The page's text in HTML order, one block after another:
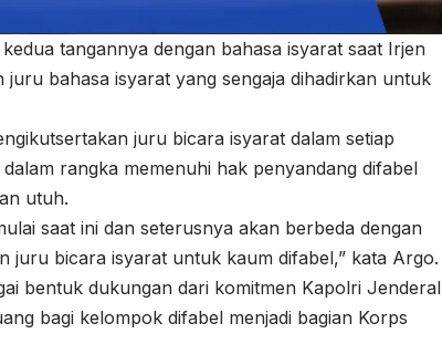
tangannya dengan bahasa isyarat saat Irjen
bahasa isyarat yang sengaja dihadirkan untuk
juru bicara isyarat dalam setiap
rangka memenuhi hak penyandang difabel
utuh.
saat ini dan seterusnya akan berbeda dengan
juru bicara isyarat untuk kaum difabel,” kata Argo.
bentuk dukungan dari komitmen Kapolri Jenderal
bagi kelompok difabel menjadi bagian Korps